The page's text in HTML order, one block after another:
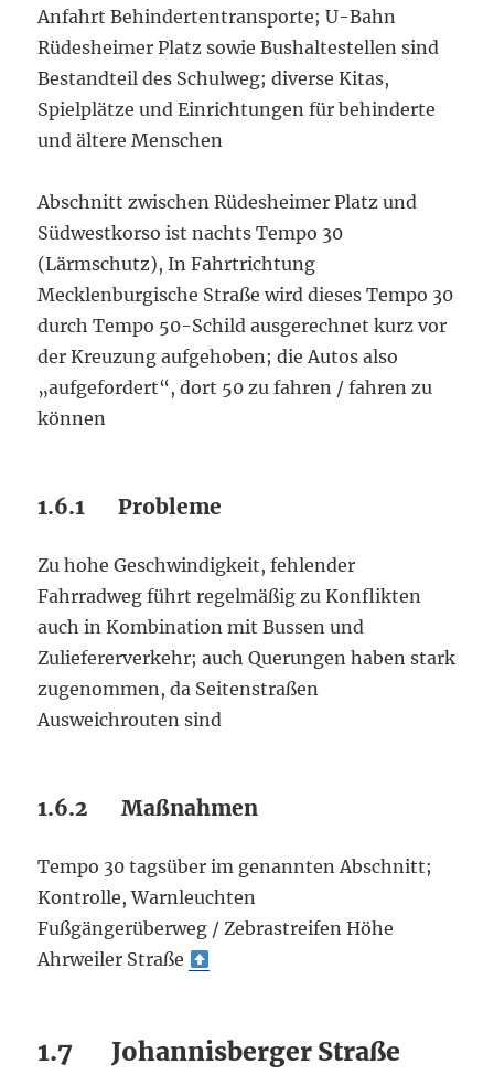
Anfahrt Behindertentransporte; U-Bahn
Rüdesheimer Platz sowie Bushaltestellen sind
Bestandteil des Schulweg; diverse Kitas,
Spielplätze und Einrichtungen für behinderte
und ältere Menschen
Abschnitt zwischen Rüdesheimer Platz und
Südwestkorso ist nachts Tempo 30
(Lärmschutz), In Fahrtrichtung
Mecklenburgische Straße wird dieses Tempo 30
durch Tempo 50-Schild ausgerechnet kurz vor
der Kreuzung aufgehoben; die Autos also
„aufgefordert“, dort 50 zu fahren / fahren zu
können
1.6.1 Probleme
Zu hohe Geschwindigkeit, fehlender
Fahrradweg führt regelmäßig zu Konflikten
auch in Kombination mit Bussen und
Zuliefererverkehr; auch Querungen haben stark
zugenommen, da Seitenstraßen
Ausweichrouten sind
1.6.2 Maßnahmen
Tempo 30 tagsüber im genannten Abschnitt;
Kontrolle, Warnleuchten
Fußgängerüberweg / Zebrastreifen Höhe
Ahrweiler Straße
1.7 Johannisberger Straße